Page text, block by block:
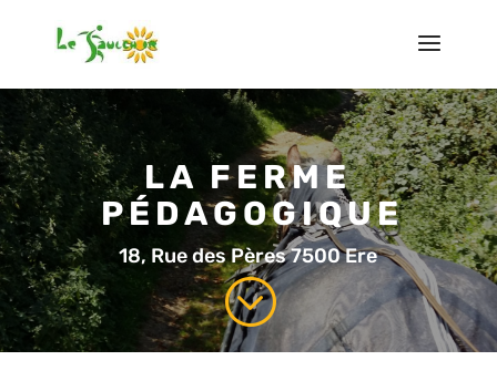
LA FERME
PÉDAGOGIQUE
18, Rue des Pères 7500 Ere
;